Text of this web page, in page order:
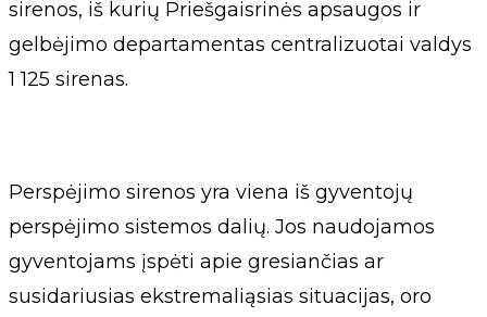
sirenos, iš kurių Priešgaisrinės apsaugos ir
gelbėjimo departamentas centralizuotai valdys
1 125 sirenas.
Perspėjimo sirenos yra viena iš gyventojų
perspėjimo sistemos dalių. Jos naudojamos
gyventojams įspėti apie gresiančias ar
susidariusias ekstremaliąsias situacijas, oro